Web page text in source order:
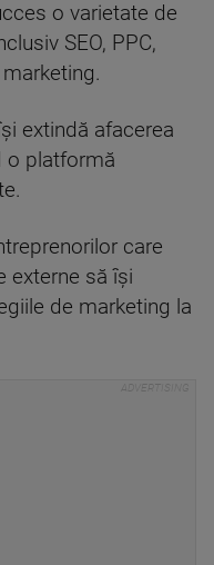
o varietate de
SEO, PPC,
extindă afacerea
o platformă
care
externe să își
de marketing la